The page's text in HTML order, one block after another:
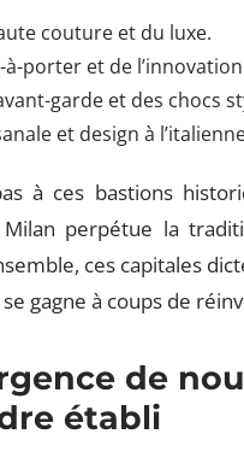
couture et du luxe.
porter et de
garde et des chocs
et design à
à ces bastions
perpétue la
ces capitales
gagne à coups de
de
établi